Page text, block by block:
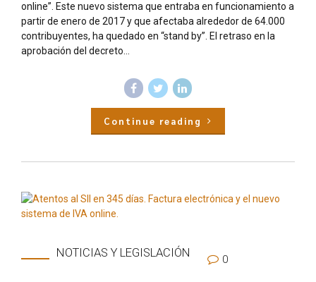
online”. Este nuevo sistema que entraba en funcionamiento a
partir de enero de 2017 y que afectaba alrededor de 64.000
contribuyentes, ha quedado en “stand by”. El retraso en la
aprobación del decreto...
Continue reading
NOTICIAS Y LEGISLACIÓN 0